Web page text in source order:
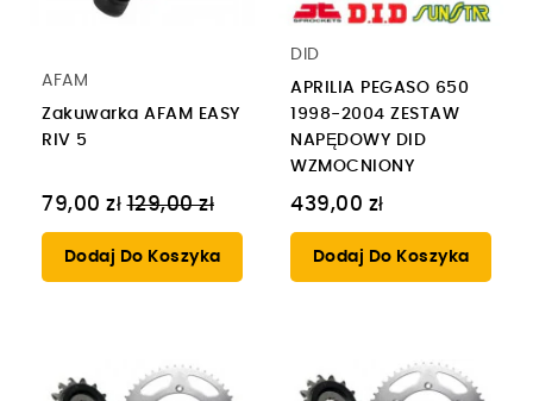
AFAM
Zakuwarka AFAM EASY
RIV 5
79,00 zł Cena
regularna
129,00 zł
Dodaj Do Koszyka
DID
APRILIA PEGASO 650
1998-2004 ZESTAW
NAPĘDOWY DID
WZMOCNIONY
439,00 zł
Dodaj Do Koszyka